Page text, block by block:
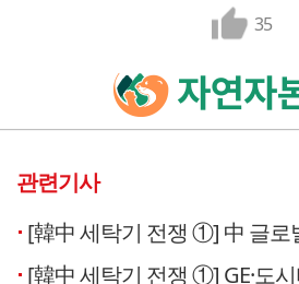
35
관련기사